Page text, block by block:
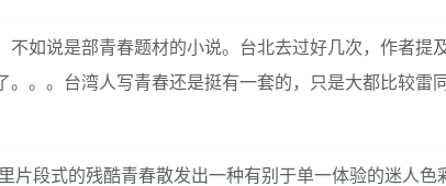
不如说是部青春题材的小说。台北去过好几次，作者提
。。台湾人写青春还是挺有一套的，只是大都比较雷
片段式的残酷青春散发出一种有别于单一体验的迷人色